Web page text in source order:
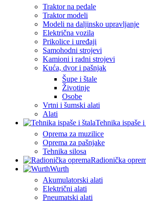
Traktor na pedale
Traktor modeli
Modeli na daljinsko upravljanje
Električna vozila
Prikolice i uređaji
Samohodni strojevi
Kamioni i radni strojevi
Kuća, dvor i pašnjak
Šupe i štale
Životinje
Osobe
Vrtni i šumski alati
Alati
Tehnika ispaše i
Oprema za muzilice
Oprema za pašnjake
Tehnika silosa
Radionička
Wurth
Akumulatorski alati
Električni alati
Pneumatski alati